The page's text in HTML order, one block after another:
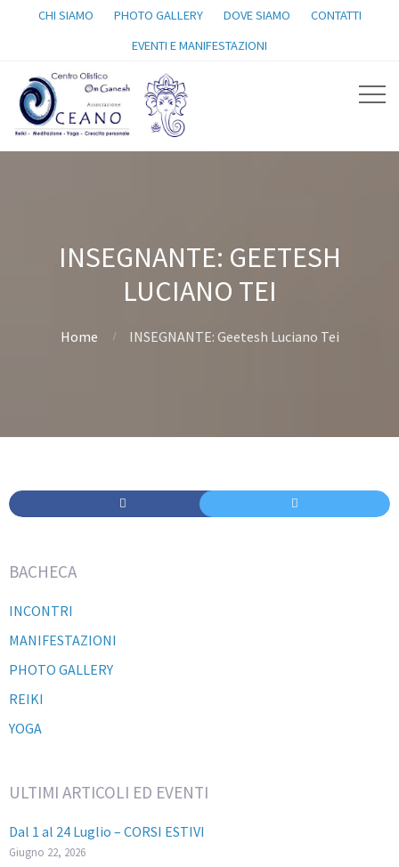
CHI SIAMO PHOTO GALLERY DOVE SIAMO
CONTATTI
EVENTI E MANIFESTAZIONI
INSEGNANTE: GEETESH
LUCIANO TEI
Home INSEGNANTE: Geetesh Luciano Tei
BACHECA
INCONTRI
MANIFESTAZIONI
PHOTO GALLERY
REIKI
YOGA
ULTIMI ARTICOLI ED EVENTI
Dal 1 al 24 Luglio – CORSI ESTIVI
Giugno 22, 2026